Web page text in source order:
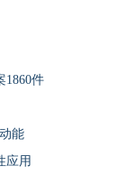
1860件
能
应用